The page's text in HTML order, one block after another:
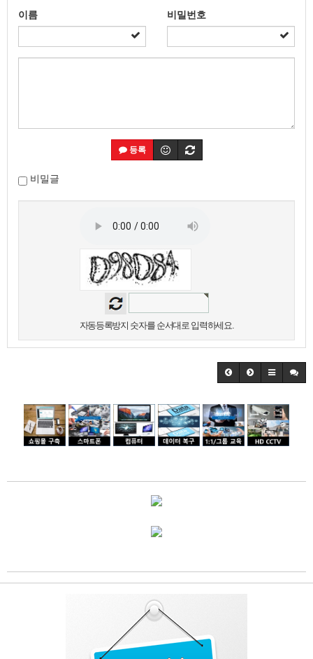
이름 비밀번호
등록
비밀글
자동등록방지 숫자를 순서대로 입력하세요.